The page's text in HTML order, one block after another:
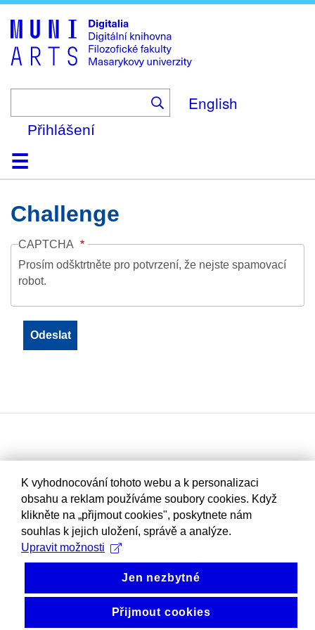
to
main
content
English
Přihlášení
DomůKolekce
Prohlížení
Vyhledávání
O platformě
Nápověda
KontaktDigitalia
Challenge
CAPTCHA
Prosím odšktrtněte pro potvrzení, že nejste spamovací
robot.
K vyhodnocování tohoto webu a k personalizaci
obsahu a reklam používáme soubory cookies. Když
klikněte na „přijmout cookies", poskytnete nám
souhlas k jejich uložení, správě a analýze.
Upravit možnosti
Jen nezbytné
Přijmout cookies